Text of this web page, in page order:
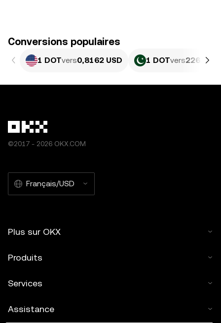
Conversions populaires
1 DOTvers0,8162 USD 1 DOTvers226,69
©2017 - 2026 OKX.COM
Français/USD
Plus sur OKX
Produits
Services
Assistance